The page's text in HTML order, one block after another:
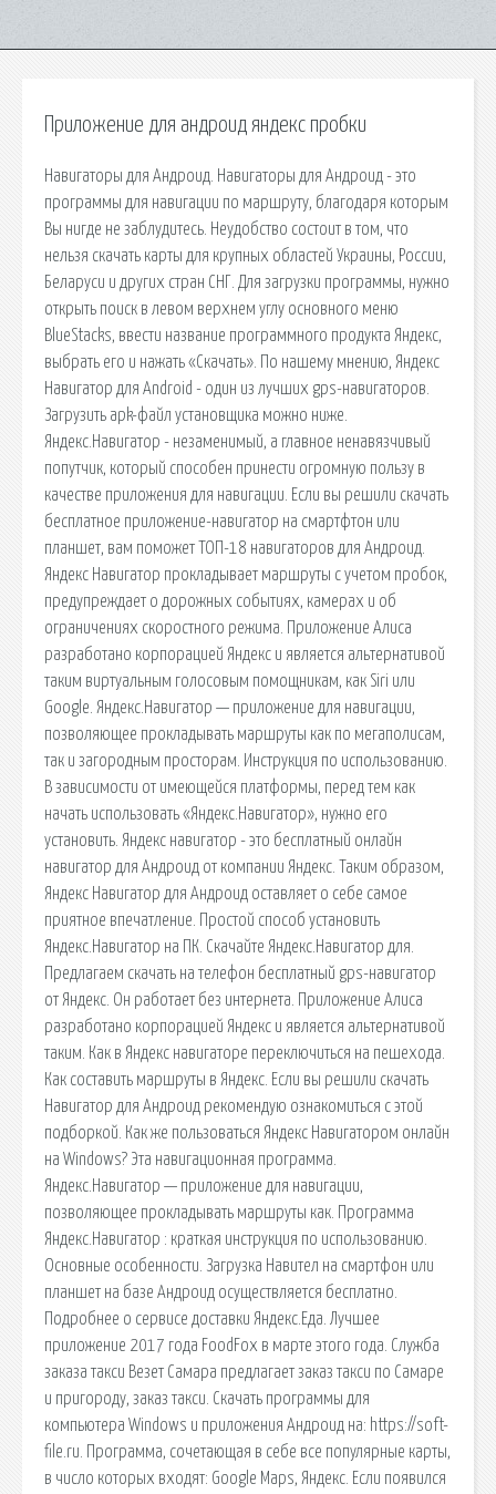
Приложение для андроид яндекс пробки
Навигаторы для Андроид. Навигаторы для Андроид - это
программы для навигации по маршруту, благодаря которым
Вы нигде не заблудитесь. Неудобство состоит в том, что
нельзя скачать карты для крупных областей Украины, России,
Беларуси и других стран СНГ. Для загрузки программы, нужно
открыть поиск в левом верхнем углу основного меню
BlueStacks, ввести название программного продукта Яндекс,
выбрать его и нажать «Скачать». По нашему мнению, Яндекс
Навигатор для Android - один из лучших gps-навигаторов.
Загрузить apk-файл установщика можно ниже.
Яндекс.Навигатор - незаменимый, а главное ненавязчивый
попутчик, который способен принести огромную пользу в
качестве приложения для навигации. Если вы решили скачать
бесплатное приложение-навигатор на смартфтон или
планшет, вам поможет ТОП-18 навигаторов для Андроид.
Яндекс Навигатор прокладывает маршруты с учетом пробок,
предупреждает о дорожных событиях, камерах и об
ограничениях скоростного режима. Приложение Алиса
разработано корпорацией Яндекс и является альтернативой
таким виртуальным голосовым помощникам, как Siri или
Google. Яндекс.Навигатор — приложение для навигации,
позволяющее прокладывать маршруты как по мегаполисам,
так и загородным просторам. Инструкция по использованию.
В зависимости от имеющейся платформы, перед тем как
начать использовать «Яндекс.Навигатор», нужно его
установить. Яндекс навигатор - это бесплатный онлайн
навигатор для Андроид от компании Яндекс. Таким образом,
Яндекс Навигатор для Андроид оставляет о себе самое
приятное впечатление. Простой способ установить
Яндекс.Навигатор на ПК. Скачайте Яндекс.Навигатор для.
Предлагаем скачать на телефон бесплатный gps-навигатор
от Яндекс. Он работает без интернета. Приложение Алиса
разработано корпорацией Яндекс и является альтернативой
таким. Как в Яндекс навигаторе переключиться на пешехода.
Как составить маршруты в Яндекс. Если вы решили скачать
Навигатор для Андроид рекомендую ознакомиться с этой
подборкой. Как же пользоваться Яндекс Навигатором онлайн
на Windows? Эта навигационная программа.
Яндекс.Навигатор — приложение для навигации,
позволяющее прокладывать маршруты как. Программа
Яндекс.Навигатор : краткая инструкция по использованию.
Основные особенности. Загрузка Навител на смартфон или
планшет на базе Андроид осуществляется бесплатно.
Подробнее о сервисе доставки Яндекс.Еда. Лучшее
приложение 2017 года FoodFox в марте этого года. Служба
заказа такси Везет Самара предлагает заказ такси по Самаре
и пригороду, заказ такси. Скачать программы для
компьютера Windows и приложения Андроид на: https://soft-
file.ru. Программа, сочетающая в себе все популярные карты,
в число которых входят: Google Maps, Яндекс. Если появился